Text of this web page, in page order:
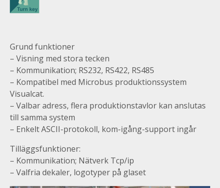
Grund funktioner
– Visning med stora tecken
– Kommunikation; RS232, RS422, RS485
– Kompatibel med Microbus produktionssystem
Visualcat.
– Valbar adress, flera produktionstavlor kan anslutas
till samma system
– Enkelt ASCII-protokoll, kom-igång-support ingår
Tilläggsfunktioner:
– Kommunikation; Nätverk Tcp/ip
– Valfria dekaler, logotyper på glaset